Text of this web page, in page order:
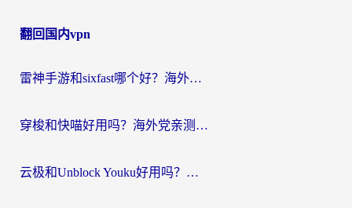
导
翻回国内vpn
雷神手游和sixfast哪个好？海外党亲测3款回国加速器，教你选对不踩坑
穿梭和快喵好用吗？海外党亲测：小众加速器对比+番茄加速器深度体验
云极和Unblock Youku好用吗？海外党亲测+2026回国加速器避坑指南